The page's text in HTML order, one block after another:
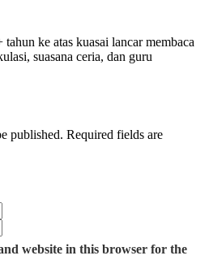
ke atas kuasai lancar membaca
suasana ceria, dan guru
published. Required fields are
website in this browser for the